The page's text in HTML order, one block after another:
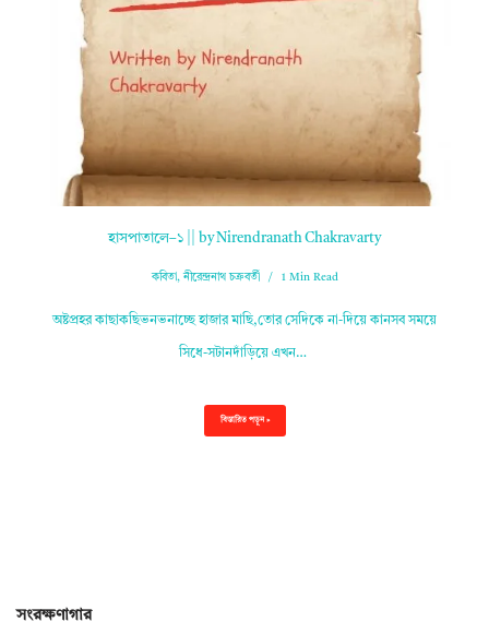
হাসপাতালে–১ || by Nirendranath Chakravarty
কবিতা,নীরেন্দ্রনাথ চক্রবর্তী 1 Min Read
অষ্টপ্রহর কাছাকছিভনভনাচ্ছে হাজার মাছি,তোর সেদিকে না-দিয়ে কানসব সময়ে
সিধে-সটানদাঁড়িয়ে এখন…
বিস্তারিত পড়ুন »
সংরক্ষণাগার